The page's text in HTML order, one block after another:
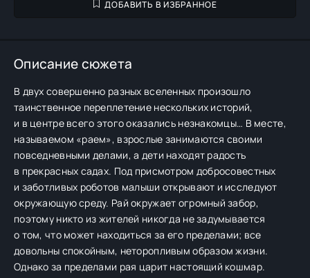
ДОБАВИТЬ В ИЗБРАННОЕ
Описание сюжета
В двух совершенно разных вселенных произошло
таинственное переплетение нескольких историй,
и в центре всего этого оказались незнакомцы… В месте,
называемом «раем», взрослые занимаются своими
повседневными делами, а дети находят радость
в прекрасных садах. Под присмотром добросовестных
и заботливых роботов малыши открывают и исследуют
окружающую среду. Рай окружает огромный забор,
поэтому никто из жителей никогда не задумывается
о том, что может находиться за его пределами; все
довольны спокойным, неторопливым образом жизни.
Однако за пределами рая царит настоящий кошмар.